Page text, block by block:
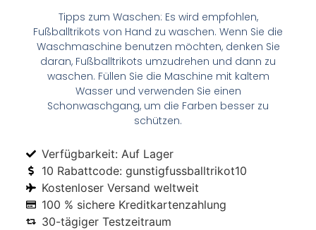
Tipps zum Waschen: Es wird empfohlen,
Fußballtrikots von Hand zu waschen. Wenn Sie die
Waschmaschine benutzen möchten, denken Sie
daran, Fußballtrikots umzudrehen und dann zu
waschen. Füllen Sie die Maschine mit kaltem
Wasser und verwenden Sie einen
Schonwaschgang, um die Farben besser zu
schützen.
Verfügbarkeit: Auf Lager
10 Rabattcode: gunstigfussballtrikot10
Kostenloser Versand weltweit
100 % sichere Kreditkartenzahlung
30-tägiger Testzeitraum